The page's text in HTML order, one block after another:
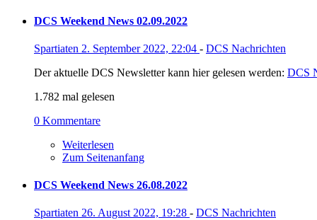
DCS Weekend News 02.09.2022
Spartiaten 2. September 2022, 22:04 - DCS Nachrichten
Der aktuelle DCS Newsletter kann hier gelesen werden: DCS
1.782 mal gelesen
0 Kommentare
Weiterlesen
Zum Seitenanfang
DCS Weekend News 26.08.2022
Spartiaten 26. August 2022, 19:28 - DCS Nachrichten